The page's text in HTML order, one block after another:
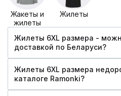
Жакеты и
жилеты
Жилеты
Жилеты 6XL размера -
доставкой по Беларуси?
Жилеты 6XL размера
каталоге Ramonki?